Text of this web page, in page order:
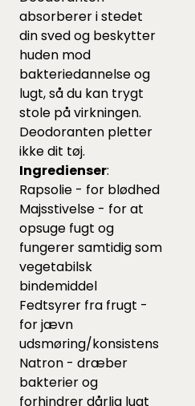
absorberer i stedet
din sved og beskytter
huden mod
bakteriedannelse og
lugt, så du kan trygt
stole på virkningen.
Deodoranten pletter
ikke dit tøj.
Ingredienser:
Rapsolie - for blødhed
Majsstivelse - for at
opsuge fugt og
fungerer samtidig som
vegetabilsk
bindemiddel
Fedtsyrer fra frugt -
for jævn
udsmøring/konsistens
Natron - dræber
bakterier og
forhindrer dårlig lugt